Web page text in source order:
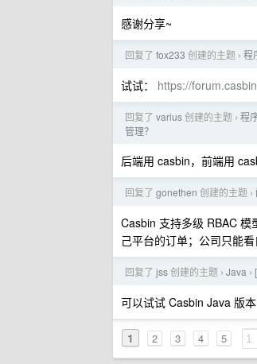
感谢分享~
回复了 fox233 创建的主题 › 程
试试： https://
回复了 varius创建的主题 › 程
管理？
后端用 casbin，前端用
回复了 gonethen 创建的主题 ›
Casbin 支持多级 RBAC 模
己平台的订单；公司只能
回复了 jss创建的主题 › Java ›
可以试试 Casbin Java 版本
1 2 3 4 5